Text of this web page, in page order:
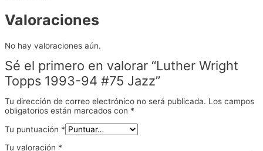
Valoraciones
No hay valoraciones aún.
Sé el primero en valorar “Luther Wright
Topps 1993-94 #75 Jazz”
Tu dirección de correo electrónico no será publicada. Los campos
obligatorios están marcados con *
Tu puntuación *
Tu valoración *